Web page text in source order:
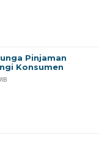
Pinjaman
Konsumen